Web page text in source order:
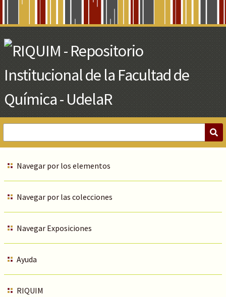
Main
Content
Navegar por los elementos
Navegar por las colecciones
Navegar Exposiciones
Ayuda
RIQUIM